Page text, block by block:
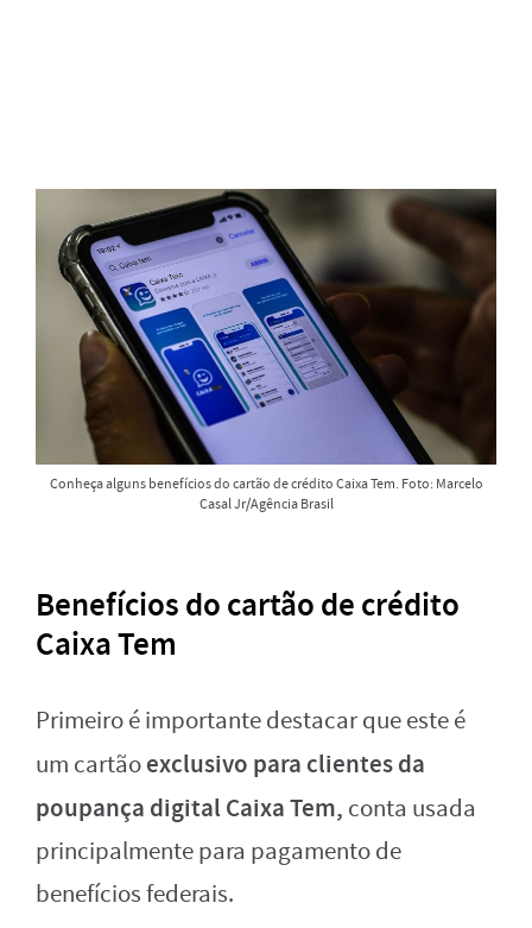
Conheça alguns benefícios do cartão de crédito Caixa Tem. Foto: Marcelo
Casal Jr/Agência Brasil
Benefícios do cartão de crédito
Caixa Tem
Primeiro é importante destacar que este é
um cartãoexclusivo para clientes da
poupança digital Caixa Tem, conta usada
principalmente para pagamento de
benefícios federais.